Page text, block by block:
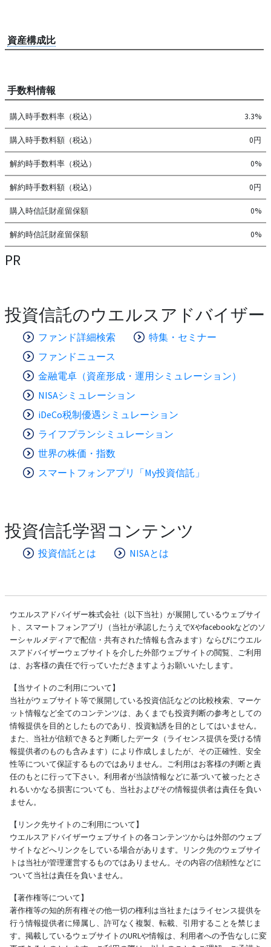
資産構成比
手数料情報
購入時手数料率（税込） 3.3%
購入時手数料額（税込） 0円
解約時手数料率（税込） 0%
解約時手数料額（税込） 0円
購入時信託財産留保額 0%
解約時信託財産留保額 0%
PR
投資信託のウエルスアドバイザー
ファンド詳細検索
特集・セミナー
ファンドニュース
金融電卓（資産形成・運用シミュレーション）
NISAシミュレーション
iDeCo税制優遇シミュレーション
ライフプランシミュレーション
世界の株価・指数
スマートフォンアプリ「My投資信託」
投資信託学習コンテンツ
投資信託とは NISAとは
ウエルスアドバイザー株式会社（以下当社）が展開しているウェブサイ
ト、スマートフォンアプリ（当社が承認したうえでXやfacebookなどのソ
ーシャルメディアで配信・共有された情報も含みます）ならびにウエル
スアドバイザーウェブサイトを介した外部ウェブサイトの閲覧、ご利用
は、お客様の責任で行っていただきますようお願いいたします。
【当サイトのご利用について】
当社がウェブサイト等で展開している投資信託などの比較検索、マーケ
ット情報など全てのコンテンツは、あくまでも投資判断の参考としての
情報提供を目的としたものであり、投資勧誘を目的としてはいません。
また、当社が信頼できると判断したデータ（ライセンス提供を受ける情
報提供者のものも含みます）により作成しましたが、その正確性、安全
性等について保証するものではありません。ご利用はお客様の判断と責
任のもとに行って下さい。利用者が当該情報などに基づいて被ったとさ
れるいかなる損害についても、当社およびその情報提供者は責任を負い
ません。
【リンク先サイトのご利用について】
ウエルスアドバイザーウェブサイトの各コンテンツからは外部のウェブ
サイトなどへリンクをしている場合があります。リンク先のウェブサイ
トは当社が管理運営するものではありません。その内容の信頼性などに
ついて当社は責任を負いません。
【著作権等について】
著作権等の知的所有権その他一切の権利は当社またはライセンス提供を
行う情報提供者に帰属し、許可なく複製、転載、引用することを禁じま
す。掲載しているウェブサイトのURLや情報は、利用者への予告なしに変